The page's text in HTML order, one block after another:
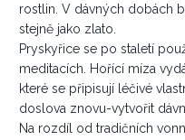
rostlin. V dávných dobách
stejně jako zlato.
Pryskyřice se po staletí
meditacích. Hořící míza
které se připisují léčivé
doslova znovu-vytvořit
Na rozdíl od tradičních